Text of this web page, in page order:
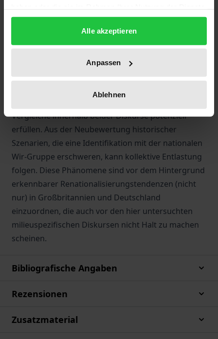
gesammelt haben.
Alle akzeptieren
Anpassen
Ablehnen
linksliberalen Zeitungen „Die Zeit“ und „The
Guardian“ vorgenommen.
Der Fokus lag auf der sprachlichen Beschaffenheit
jener Äußerungen, mit welchen Israel einerseits mit
NS-Deutschland, andererseits mit Großbritannien
Vergleiche innerhalb beider Diskurse potenziell
erfüllen. Aus der Neubewertung historischer
Szenarien, die eine Identifikation mit der nationalen
Wir-Gruppe erschweren, kann kollektive Entlastung
folgen. Diese Phänomene sind vor dem Hintergrund
erkennbarer Renationalisierungstendenzen (nicht
nur) in Großbritannien und Deutschland
einzuordnen, die auch vor den hier untersuchten
milieuspezifischen Diskursen nicht Halt zu machen
scheinen.
Bibliografische Angaben
Rezensionen
Zusatzmaterial